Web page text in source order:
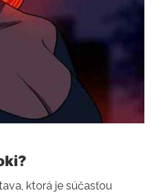
ktorá je súčasťou